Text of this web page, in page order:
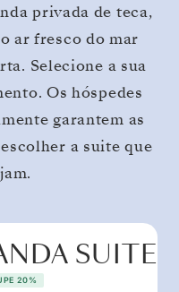
privada de teca,
ar fresco do mar
Selecione a sua
Os hóspedes
garantem as
a suite que
SUITE
20%